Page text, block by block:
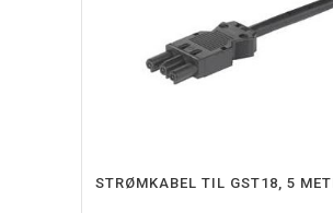
LEGG I HANDLEKURV
STRØMKABEL TIL GST18, 5